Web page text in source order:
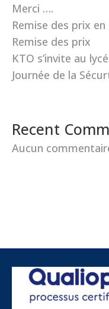
Merci ….
Remise des prix
Remise des prix
KTO s’invite au
Journée de la
Recent
Aucun